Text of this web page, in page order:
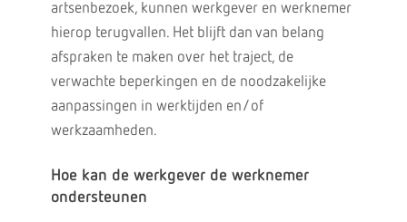
artsenbezoek, kunnen werkgever en werknemer
hierop terugvallen. Het blijft dan van belang
afspraken te maken over het traject, de
verwachte beperkingen en de noodzakelijke
aanpassingen in werktijden en/of
werkzaamheden.
Hoe kan de werkgever de werknemer
ondersteunen